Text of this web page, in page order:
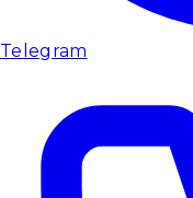
Telegram